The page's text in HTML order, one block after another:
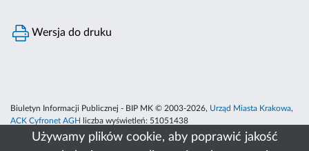
Używamy plików cookie, aby poprawić jakość
Wersja do druku
Biuletyn Informacji Publicznej - BIP MK © 2003-2026, Urząd Miasta Krakowa,
ACK Cyfronet AGH
liczba wyświetleń: 51051438